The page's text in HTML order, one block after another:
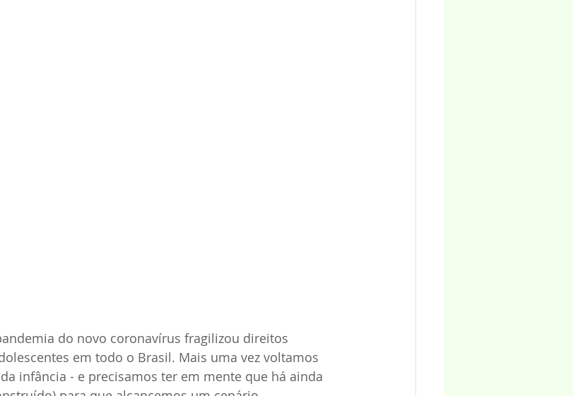
do novo coronavírus fragilizou direitos
em todo o Brasil. Mais uma vez voltamos
infância - e precisamos ter em mente que há ainda